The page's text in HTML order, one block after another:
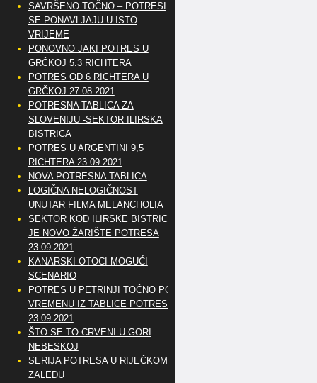
SAVRŠENO TOČNO – POTRESI
SE PONAVLJAJU U ISTO
VRIJEME
PONOVNO JAKI POTRES U
GRČKOJ 5.3 RICHTERA
POTRES OD 6 RICHTERA U
GRČKOJ 27.08.2021
POTRESNA TABLICA ZA
SLOVENIJU -SEKTOR ILIRSKA
BISTRICA
POTRES U ARGENTINI 9,5
RICHTERA 23.09.2021
NOVA POTRESNA TABLICA
LOGIČNA NELOGIČNOST
UNUTAR FILMA MELANCHOLIA
SEKTOR KOD ILIRSKE BISTRICE
JE NOVO ŽARIŠTE POTRESA
23.09.2021
KANARSKI OTOCI MOGUĆI
SCENARIO
POTRES U PETRINJI TOČNO PO
VREMENU IZ TABLICE POTRESA
23.09.2021
ŠTO SE TO CRVENI U GORI
NEBESKOJ
SERIJA POTRESA U RIJEČKOM
ZALEĐU